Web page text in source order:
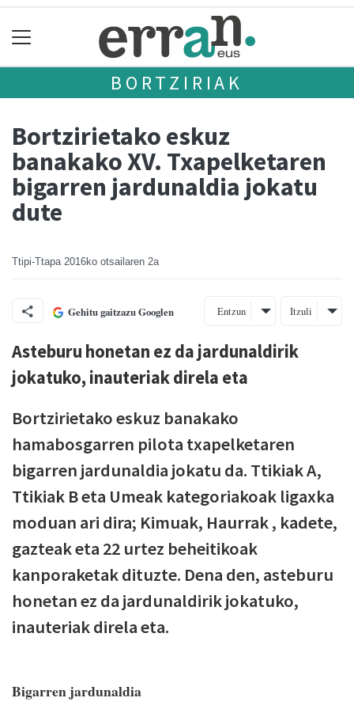
BORTZIRIAK
Bortzirietako eskuz
banakako XV. Txapelketaren
bigarren jardunaldia jokatu
dute
Ttipi-Ttapa 2016ko otsailaren 2a
Gehitu gaitzazu Googlen Entzun Itzuli
Asteburu honetan ez da jardunaldirik
jokatuko, inauteriak direla eta
Bortzirietako eskuz banakako
hamabosgarren pilota txapelketaren
bigarren jardunaldia jokatu da. Ttikiak A,
Ttikiak B eta Umeak kategoriakoak ligaxka
moduan ari dira; Kimuak, Haurrak , kadete,
gazteak eta 22 urtez beheitikoak
kanporaketak dituzte. Dena den, asteburu
honetan ez da jardunaldirik jokatuko,
inauteriak direla eta.
Bigarren jardunaldia